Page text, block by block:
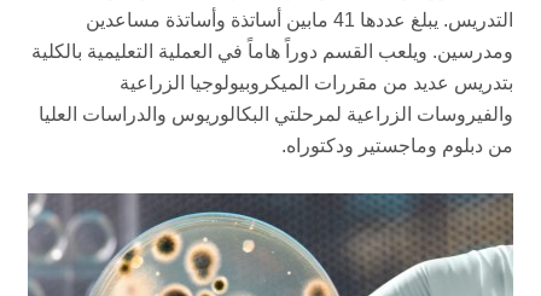
التدريس. يبلغ عددها 41 مابين أساتذة وأساتذة مساعدين
ومدرسين. ويلعب القسم دوراً هاماً في العملية التعليمية بالكلية
بتدريس عديد من مقررات الميكروبيولوجيا الزراعية
والفيروسات الزراعية لمرحلتي البكالوريوس والدراسات العليا
من دبلوم وماجستير ودكتوراه.